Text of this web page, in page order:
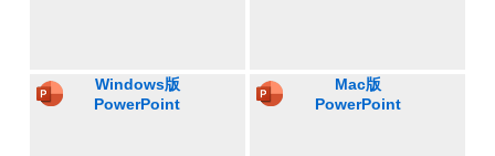
Windows版
PowerPoint
Mac版
PowerPoint